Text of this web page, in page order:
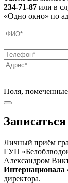
234-71-87 или в
«Одно окно» по
Поля, помеченные
Личный приём
ГУП
Александром
Интернационала
директора.